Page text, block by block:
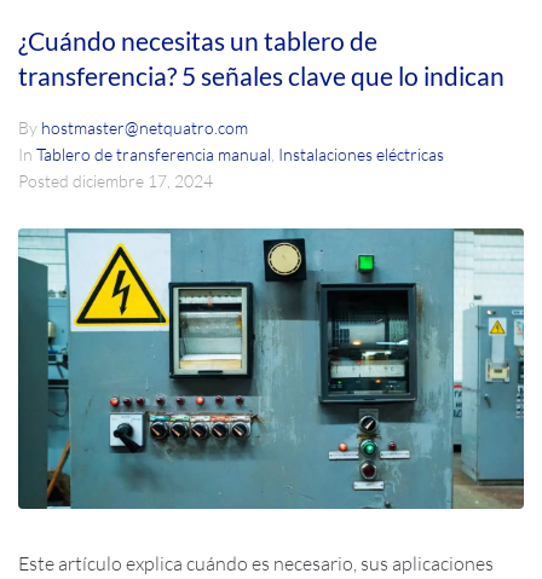
¿Cuándo necesitas un tablero de
transferencia? 5 señales clave que lo indican
By hostmaster@netquatro.com
In Tablero de transferencia manual Instalaciones eléctricas
Posted diciembre 17, 2024
Este artículo explica cuándo es necesario, sus aplicaciones